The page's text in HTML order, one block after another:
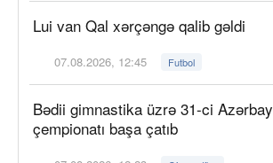
Lui van Qal xərçəngə qalib gəldi
07.08.2026, 12:45 Futbol
Bədii gimnastika üzrə 31-ci
çempionatı başa çatıb